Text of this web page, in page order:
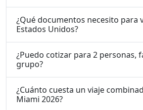
¿Qué documentos necesito para
Estados Unidos?
¿Puedo cotizar para 2 personas,
grupo?
¿Cuánto cuesta un viaje
Miami 2026?